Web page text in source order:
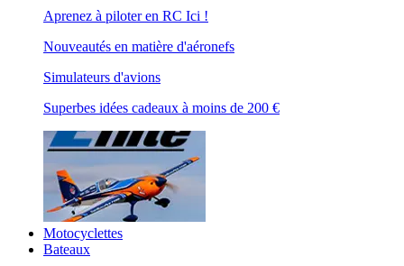
Aprenez à piloter en RC Ici !
Nouveautés en matière d'aéronefs
Simulateurs d'avions
Superbes idées cadeaux à moins de 200 €
Motocyclettes
Bateaux